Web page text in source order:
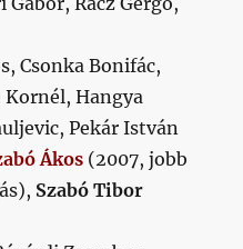
Csonka Bonifác,
Hangya
Pekár István
Ákos (2007, jobb
Szabó Tibor